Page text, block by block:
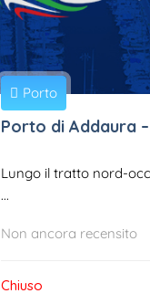
Porto
Porto di Addaura
Lungo il tratto nord-
...
Non ancora recensito
Chiuso